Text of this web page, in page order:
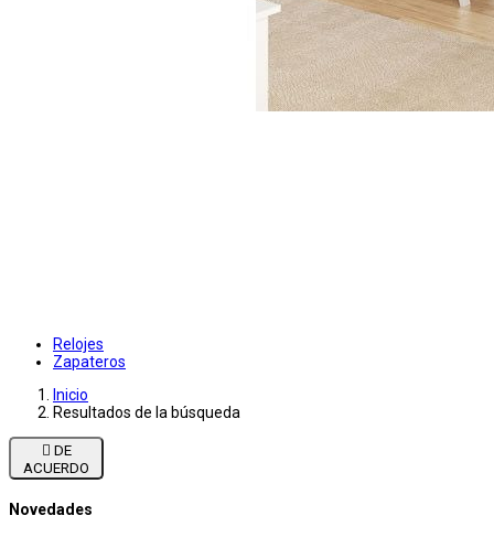
Relojes
Zapateros
Inicio
Resultados de la búsqueda

ACUERDO
Novedades